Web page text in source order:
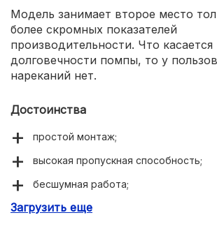
Модель занимает второе место
более скромных показателей
производительности. Что
долговечности помпы, то у
нареканий нет.
Достоинства
простой монтаж;
высокая пропускная способность;
бесшумная работа;
надежность и долговечность.
Загрузить еще